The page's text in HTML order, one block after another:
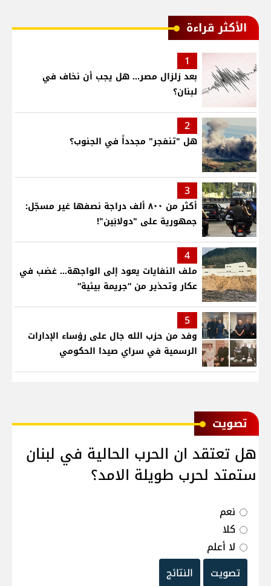
الأكثر قراءة
1
بعد زلزال مصر... هل يجب أن نخاف في
لبنان؟
2
هل "تنفجر" مجدداً في الجنوب؟
3
أكثر من ٨٠٠ ألف دراجة نصفها غير مسجّل:
جمهورية على "دولابَين"!
4
ملف النفايات يعود إلى الواجهة… غضب في
عكار وتحذير من “جريمة بيئية“
5
وفد من حزب الله جال على رؤساء الإدارات
الرسمية في سراي صيدا الحكومي
ﺗﺼﻮﻳﺖ
هل تعتقد ان الحرب الحالية في لبنان
ستمتد لحرب طويلة الامد؟
نعم
كلا
لا أعلم
تصويت
النتائج